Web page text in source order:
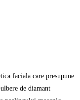
faciala care presupune
de diamant